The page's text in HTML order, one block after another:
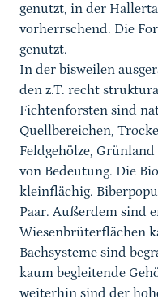
genutzt, in der
vorherrschend. Die
genutzt.
In der bisweilen
den z.T. recht
Fichtenforsten sind
Quellbereichen,
Feldgehölze,
von Bedeutung. Die
kleinflächig.
Paar. Außerdem sind
Wiesenbrüterflächen
Bachsysteme sind
kaum begleitende
weiterhin sind der